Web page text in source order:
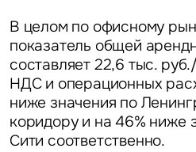
В целом по офисному
показатель общей
составляет 22,6 тыс.
НДС и операционных
ниже значения по
коридору и на 46% ниже
Сити соответственно.